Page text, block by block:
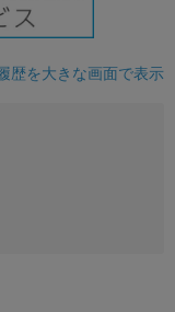
歴を大きな画面で表示
月 まで